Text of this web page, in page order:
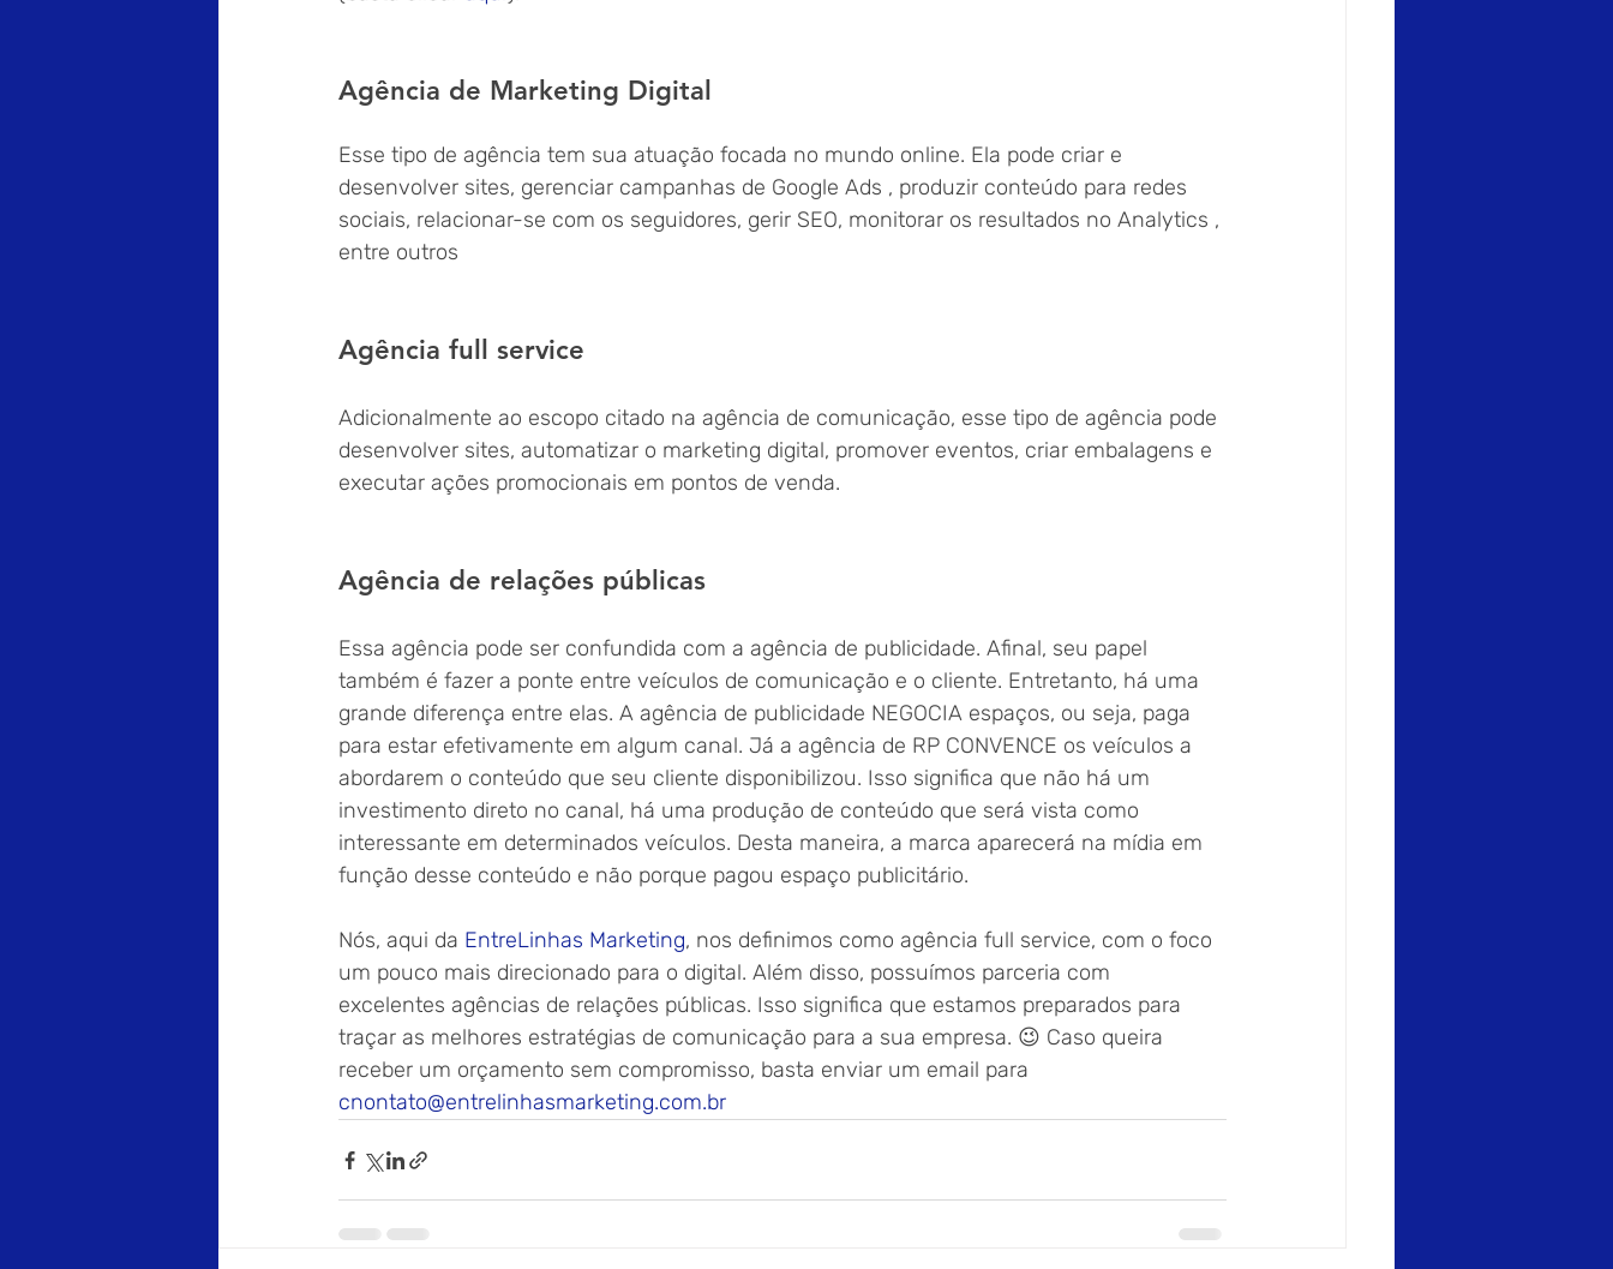
Agência de Marketing Digital
Esse tipo de agência tem sua atuação focada no mundo online. Ela pode criar e
desenvolver sites, gerenciar campanhas de Google Ads , produzir conteúdo para redes
sociais, relacionar-se com os seguidores, gerir SEO, monitorar os resultados no Analytics ,
entre outros
Agência full service
Adicionalmente ao escopo citado na agência de comunicação, esse tipo de agência pode
desenvolver sites, automatizar o marketing digital, promover eventos, criar embalagens e
executar ações promocionais em pontos de venda.
Agência de relações públicas
Essa agência pode ser confundida com a agência de publicidade. Afinal, seu papel
também é fazer a ponte entre veículos de comunicação e o cliente. Entretanto, há uma
grande diferença entre elas. A agência de publicidade NEGOCIA espaços, ou seja, paga
para estar efetivamente em algum canal. Já a agência de RP CONVENCE os veículos a
abordarem o conteúdo que seu cliente disponibilizou. Isso significa que não há um
investimento direto no canal, há uma produção de conteúdo que será vista como
interessante em determinados veículos. Desta maneira, a marca aparecerá na mídia em
função desse conteúdo e não porque pagou espaço publicitário.
Nós, aqui da EntreLinhas Marketing, nos definimos como agência full service, com o foco
um pouco mais direcionado para o digital. Além disso, possuímos parceria com
excelentes agências de relações públicas. Isso significa que estamos preparados para
traçar as melhores estratégias de comunicação para a sua empresa. 😉 Caso queira
receber um orçamento sem compromisso, basta enviar um email para
cnontato@entrelinhasmarketing.com.br